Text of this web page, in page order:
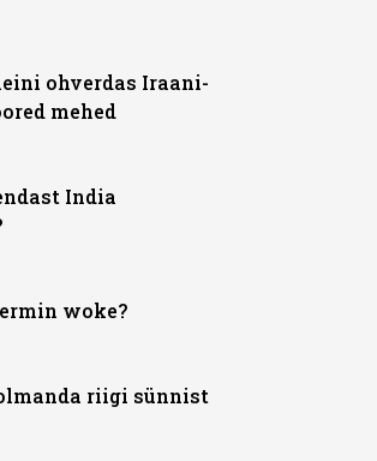
ohverdas Iraani-
mehed
India
woke?
riigi sünnist